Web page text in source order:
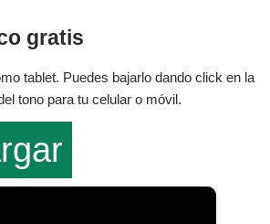
gratis
tablet. Puedes bajarlo dando click en la
tono para tu celular o móvil.